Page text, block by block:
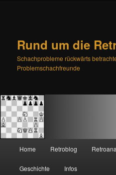
Rund um die
Schachprobleme rückwärts
Problemschachfreunde
Zum
primären
Zum
sekundären
Home Retroblog
Geschichte Infos